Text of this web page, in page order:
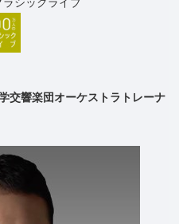
交響楽団オーケストラトレーナ